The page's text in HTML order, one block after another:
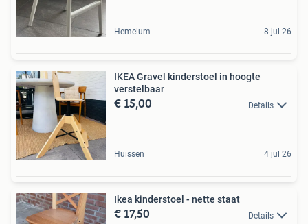
Hemelum 8 jul 26
IKEA Gravel kinderstoel in hoogte
verstelbaar
€ 15,00 Details
Huissen 4 jul 26
Ikea kinderstoel - nette staat
€ 17,50 Details